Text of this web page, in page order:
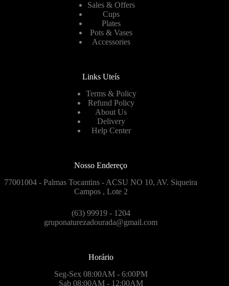
Sales & Offers
Cups
Plates
Pots & Vases
Accessories
Links Uteís
Terms & Policy
Refund Policy
About Us
Delivery
Help Center
Nosso Endereço
77001004 - Palmas Tocantins - ACSU NO 10, AV. Siqueira
Campos , Lote 2
(63) 99919 - 1204
gruponaturezadourada@gmail.com
Horário
Seg-Sex 08:00AM - 6:00PM
Sab 08:00AM - 12:00AM